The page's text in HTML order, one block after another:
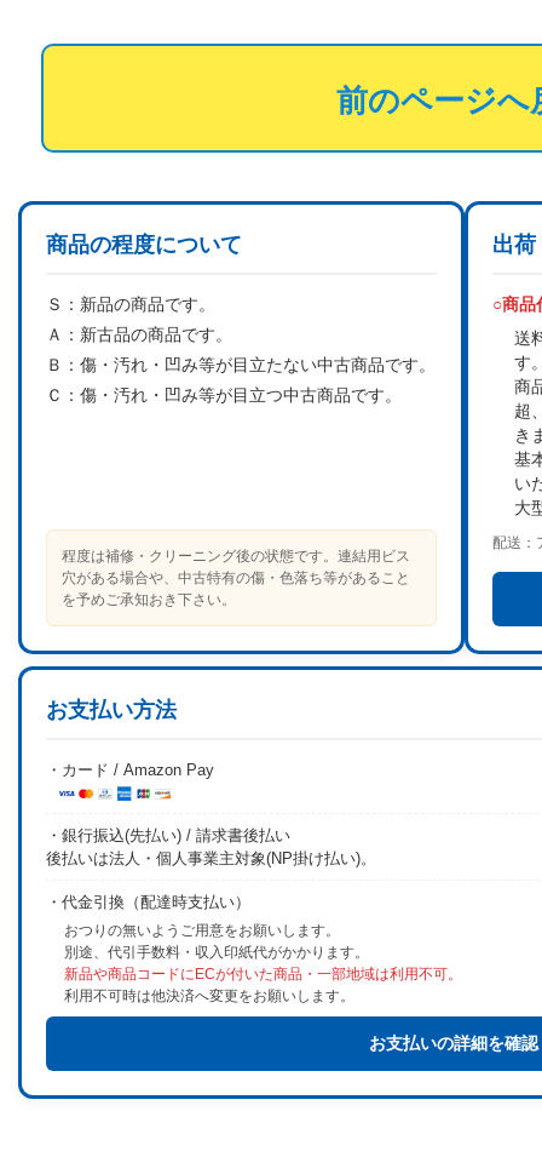
前のページへ
商品の程度について
Ｓ： 新品の商品です。
Ａ： 新古品の商品です。
Ｂ： 傷・汚れ・凹み等が目立たない中古商品です。
Ｃ： 傷・汚れ・凹み等が目立つ中古商品です。
程度は補修・クリーニング後の状態です。連結用ビス
穴がある場合や、中古特有の傷・色落ち等があること
を予めご承知おき下さい。
出荷
○商品
送
す
商
超
き
基
い
大
配送：
お支払い方法
・カード / Amazon Pay
・銀行振込(先払い) / 請求書後払い
後払いは法人・個人事業主対象(NP掛け払い)。
・代金引換（配達時支払い）
おつりの無いようご用意をお願いします。
別途、代引手数料・収入印紙代がかかります。
新品や商品コードにECが付いた商品・一部地域は利用不可。
利用不可時は他決済へ変更をお願いします。
お支払いの詳細を確認